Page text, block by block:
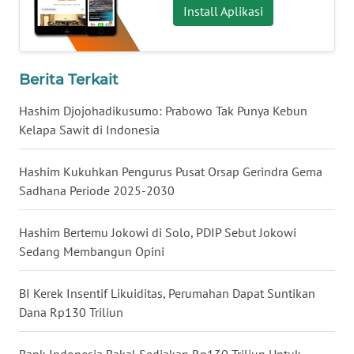
Install Aplikasi
Berita Terkait
Hashim Djojohadikusumo: Prabowo Tak Punya Kebun
Kelapa Sawit di Indonesia
Hashim Kukuhkan Pengurus Pusat Orsap Gerindra Gema
Sadhana Periode 2025-2030
Hashim Bertemu Jokowi di Solo, PDIP Sebut Jokowi
Sedang Membangun Opini
BI Kerek Insentif Likuiditas, Perumahan Dapat Suntikan
Dana Rp130 Triliun
WN
BABEL
WN
WN
WN
BENGKULU
WN
LAMPUNG
WN
JATENG